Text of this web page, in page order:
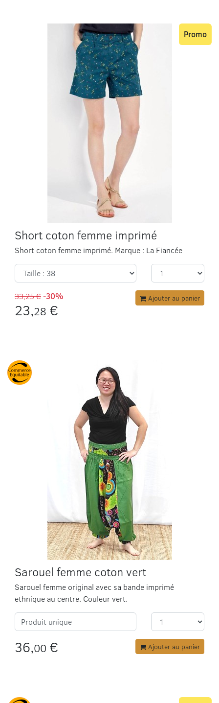
Short coton femme imprimé
Short coton femme imprimé. Marque : La Fiancée
Promo
33,25 €-30%
23,28 €
Ajouter au panier
Sarouel femme coton vert
Sarouel femme original avec sa bande imprimé
ethnique au centre. Couleur vert.
Produit unique
36,00 € Ajouter au panier